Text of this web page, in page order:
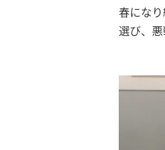
春にな
選び、